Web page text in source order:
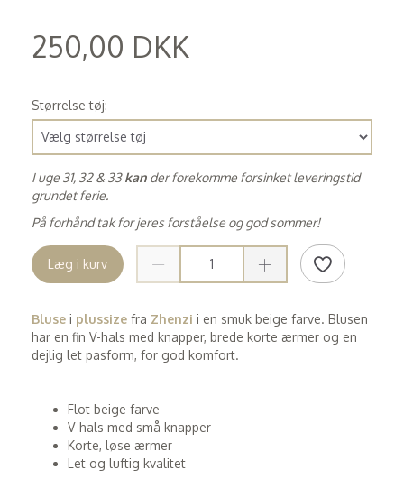
250,00 DKK
Størrelse tøj:
I uge 31, 32 & 33kan der forekomme forsinket leveringstid
grundet ferie.
På forhånd tak for jeres forståelse og god sommer!
Læg i kurv
Bluse i plussize fra Zhenzi i en smuk beige farve. Blusen
har en fin V-hals med knapper, brede korte ærmer og en
dejlig let pasform, for god komfort.
Flot beige farve
V-hals med små knapper
Korte, løse ærmer
Let og luftig kvalitet